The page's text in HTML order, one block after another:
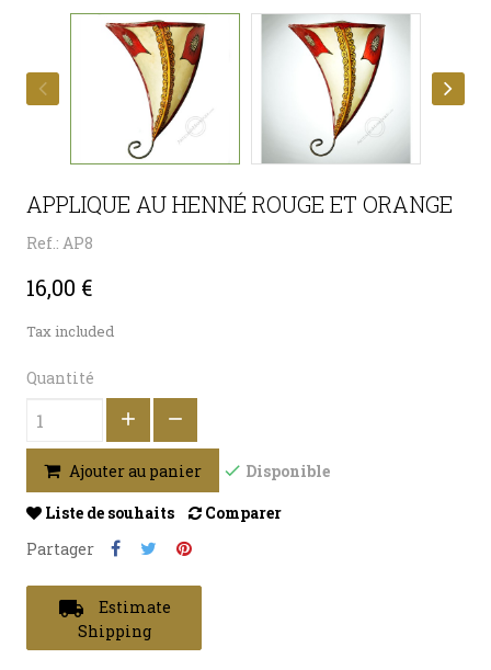
APPLIQUE AU HENNÉ ROUGE ET ORANGE
Ref.: AP8
16,00 €
Tax included
Quantité
Ajouter au panier Disponible
Liste de souhaits
Comparer
Partager
local_shipping
Estimate
Shipping